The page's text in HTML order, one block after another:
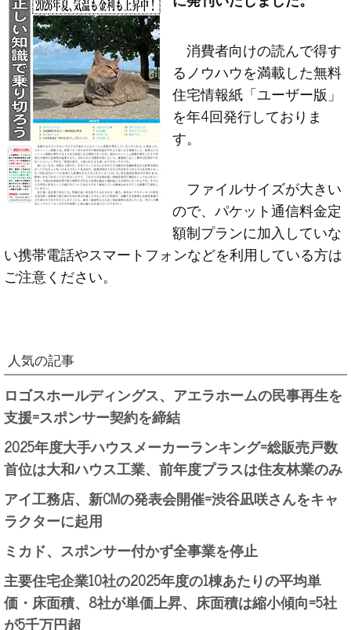
消費者向けの読んで得す
るノウハウを満載した無料
住宅情報紙「ユーザー版」
を年4回発行しておりま
す。
ファイルサイズが大きい
ので、パケット通信料金定
額制プランに加入していな
い携帯電話やスマートフォンなどを利用している方は
ご注意ください。
人気の記事
ロゴスホールディングス、アエラホームの民事再生を
支援=スポンサー契約を締結
2025年度大手ハウスメーカーランキング=総販売戸数
首位は大和ハウス工業、前年度プラスは住友林業のみ
アイ工務店、新CMの発表会開催=渋谷凪咲さんをキャ
ラクターに起用
ミカド、スポンサー付かず全事業を停止
主要住宅企業10社の2025年度の1棟あたりの平均単
価・床面積、8社が単価上昇、床面積は縮小傾向=5社
が5千万円超